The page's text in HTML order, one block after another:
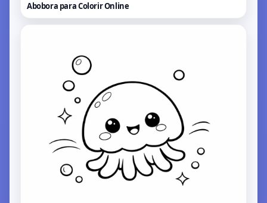
Abobora para ColorirOnline